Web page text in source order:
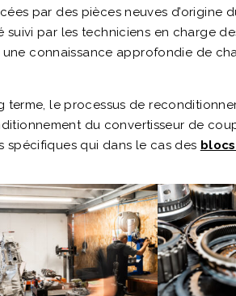
par des pièces neuves d’origine
par les techniciens en charge
connaissance approfondie de
le processus de
du convertisseur de
qui dans le cas des